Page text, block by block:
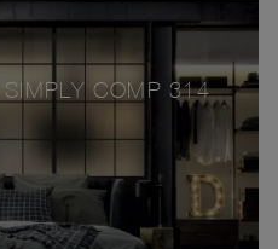
COMP 314